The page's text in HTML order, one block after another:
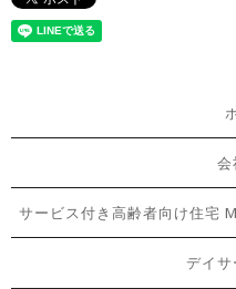
会
サービス付き高齢者向け住宅
デイサ